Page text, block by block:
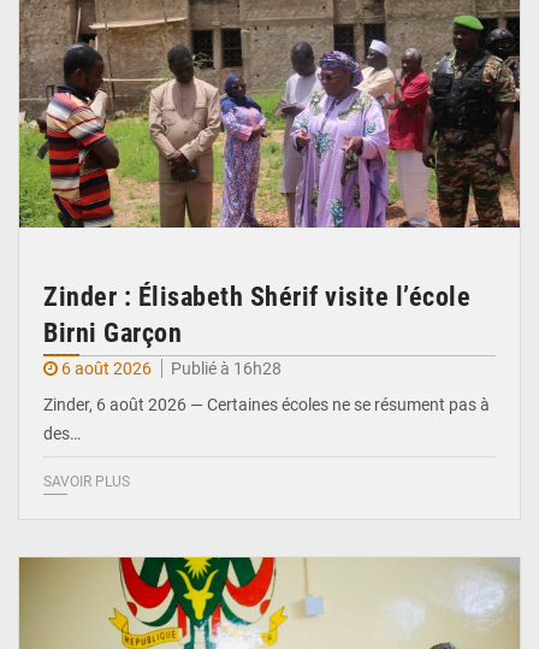
Zinder : Élisabeth Shérif visite l’école
Birni Garçon
6 août 2026
Publié à 16h28
Zinder, 6 août 2026 — Certaines écoles ne se résument pas à
des…
SAVOIR PLUS